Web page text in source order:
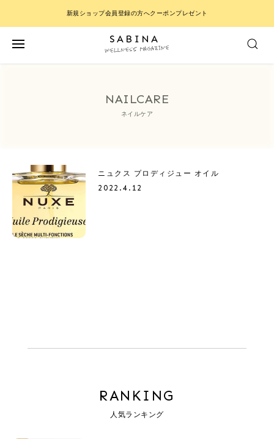
新規ショップ会員登録の方へクーポンプレゼント
NAILCARE
ネイルケア
ニュクス プロディジュー オイル
2022.4.12
RANKING
人気ランキング